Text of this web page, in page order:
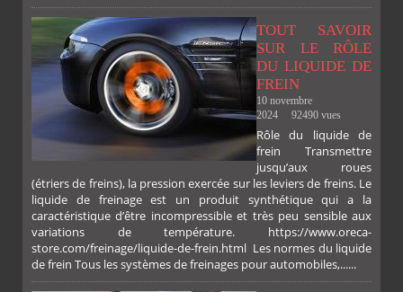
TOUT SAVOIR
SUR LE RÔLE
DU LIQUIDE DE
FREIN
10 novembre
2024
92490 vues
Rôle du liquide de
frein Transmettre
jusqu’aux roues
(étriers de freins), la pression exercée sur les leviers de freins. Le
liquide de freinage est un produit synthétique qui a la
caractéristique d’être incompressible et très peu sensible aux
variations de température. https://www.oreca-
store.com/freinage/liquide-de-frein.html Les normes du liquide
de frein Tous les systèmes de freinages pour automobiles,......